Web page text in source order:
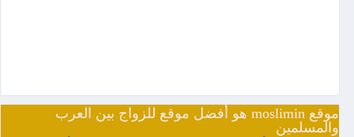
موقع moslimin هو أفضل موقع للزواج بين العرب
والمسلمين